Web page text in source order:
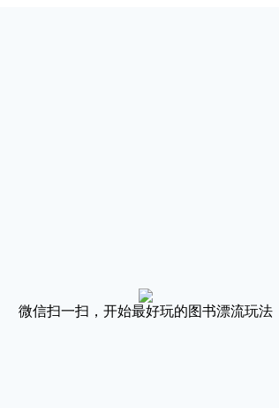
微信扫一扫，开始最好玩的图书漂流玩法